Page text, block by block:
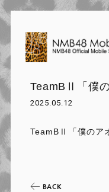
TeamBⅡ「僕
2025.05.12
TeamBⅡ「僕のア
BACK